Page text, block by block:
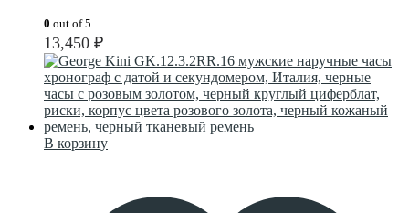
0 out of 5
13,450 ₽
В корзину